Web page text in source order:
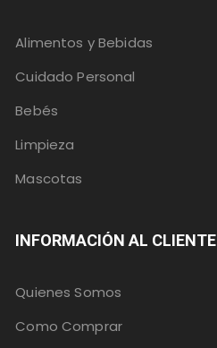
Alimentos y Bebidas
Cuidado Personal
Bebés
Limpieza
Mascotas
INFORMACIÓN AL CLIENTE
Quienes Somos
Como Comprar